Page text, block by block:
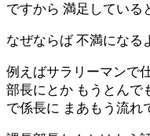
ですから 満足している
なぜならば 不満になる
例えばサラリーマンで
部長にとか もうとんで
で係長に まあもう流れ